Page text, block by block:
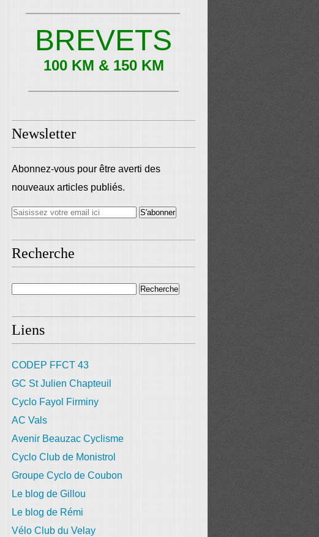
BREVETS
100 KM & 150 KM
Newsletter
Abonnez-vous pour être averti des
nouveaux articles publiés.
Recherche
Liens
CODEP FFCT 43
GC St Julien Chapteuil
Cyclo Fayol Firminy
AC Vals
Avenir Beauzac Cyclisme
Cyclo Club de Monistrol
Groupe Cyclo de Coubon
Le blog de Gillou
Le blog de Rémi
Vélo Club du Velay